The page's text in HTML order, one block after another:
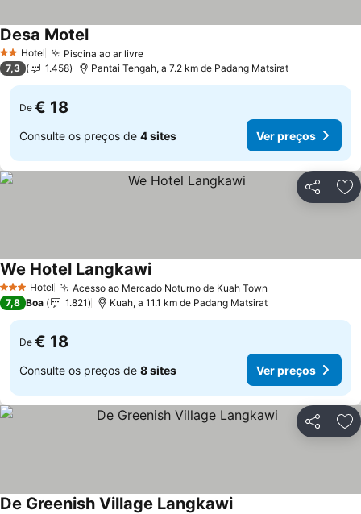
2 Estrelas
Hotel Piscina ao ar livre
Desa Motel
7,3 1.458 Pantai Tengah, a 7.2 km de Padang Matsirat
De € 18
Consulte os preços de 4 sites Ver preços
Partilhar
3 EstrelasHotel Acesso ao Mercado Noturno de Kuah Town
We Hotel Langkawi
7,8 Boa 1.821 Kuah, a 11.1 km de Padang Matsirat
De € 18
Consulte os preços de 8 sites Ver preços
Partilhar
De Greenish Village Langkawi